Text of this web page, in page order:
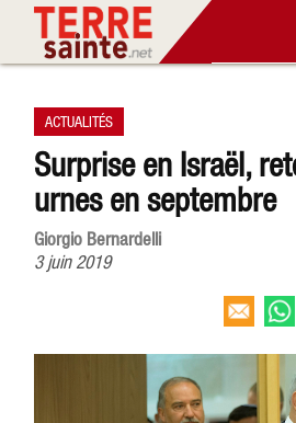
ACTUALITÉS
Surprise en Israël,
urnes en septembre
Giorgio Bernardelli
3 juin 2019